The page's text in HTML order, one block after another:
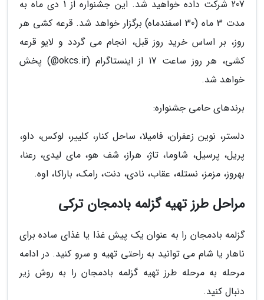
207 شرکت داده خواهید شد. این جشنواره از 1 دی ماه به
مدت 3 ماه (30 اسفندماه) برگزار خواهد شد. قرعه کشی هر
روز، بر اساس خرید روز قبل، انجام می گردد و لایو قرعه
کشی، هر روز ساعت 17 از اینستاگرام (okcs.ir@) پخش
خواهد شد.
برندهای حامی جشنواره:
دلستر، نوین زعفران، فامیلا، ساحل کنار، کلییر، لوکس، داو،
پریل، پرسیل، شاوما، تاژ، هراز، شف هو، مای لیدی، رعنا،
بهروز، مزمز، نستله، عقاب، نادی، دنت، رامک، باراکا، اوه.
مراحل طرز تهیه گزلمه بادمجان ترکی
گزلمه بادمجان را به عنوان یک پیش غذا یا غذای ساده برای
ناهار یا شام می توانید به راحتی تهیه و سرو کنید. در ادامه
مرحله به مرحله طرز تهیه گزلمه بادمجان را به روش زیر
دنبال کنید.